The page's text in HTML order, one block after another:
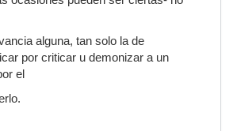
alguna, tan solo la de
por criticar u demonizar a un
el